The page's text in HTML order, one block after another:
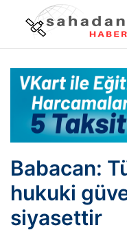
Babacan:
hukuki
siyasettir